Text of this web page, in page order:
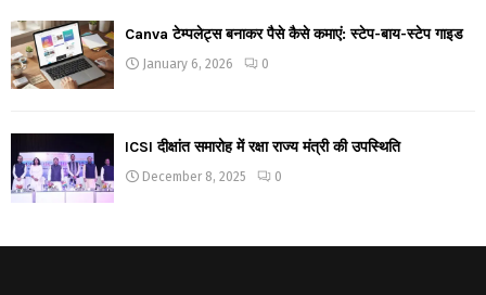
Canva टेम्पलेट्स बनाकर पैसे कैसे कमाएं: स्टेप-बाय-स्टेप गाइड
January 6, 2026 0
ICSI दीक्षांत समारोह में रक्षा राज्य मंत्री की उपस्थिति
December 8, 2025 0